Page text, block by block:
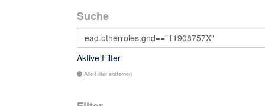
Suche
Aktive Filter
Alle Filter entfernen